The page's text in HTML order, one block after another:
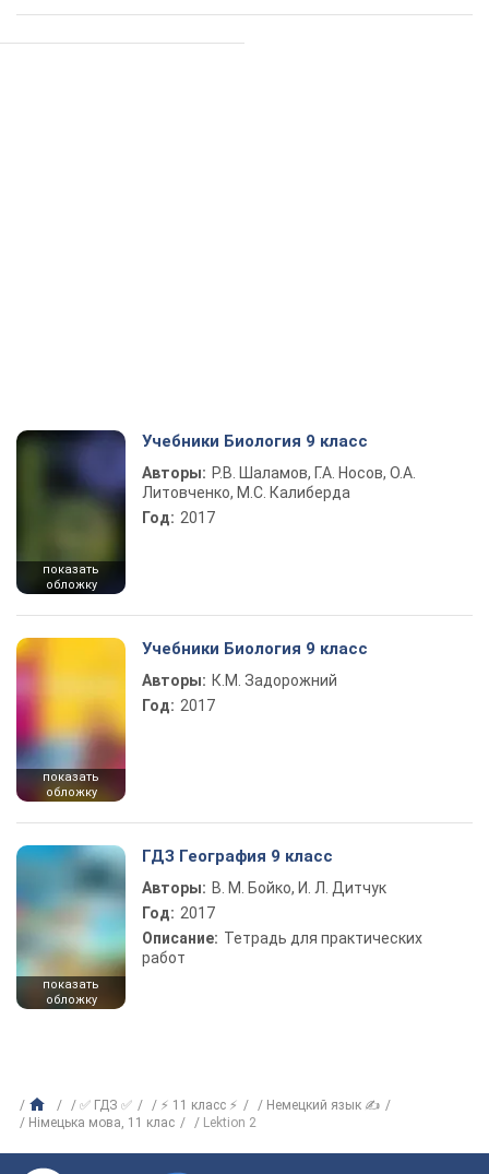
показать
обложку
Учебники Биология 9 класс
Авторы: Р.В. Шаламов, Г.А. Носов, О.А.
Литовченко, М.С. Калиберда
Год: 2017
показать
обложку
Учебники Биология 9 класс
Авторы: К.М. Задорожний
Год: 2017
показать
обложку
ГДЗ География 9 класс
Авторы: В. М. Бойко, И. Л. Дитчук
Год: 2017
Описание: Тетрадь для практических
работ
✅ ГДЗ ✅ ⚡ 11 класс ⚡
Немецкий язык ✍
Нiмецька мова, 11 клас
Lektion 2